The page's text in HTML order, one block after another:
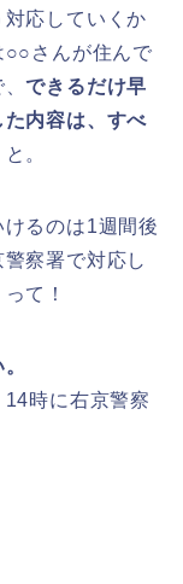
応していくか
○○さんが住んで
、できるだけ早
た内容は、すべ
と。
るのは1週間後
察署で対応し
て！
時に右京警察